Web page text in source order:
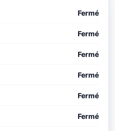
Fermé
Fermé
Fermé
Fermé
Fermé
Fermé